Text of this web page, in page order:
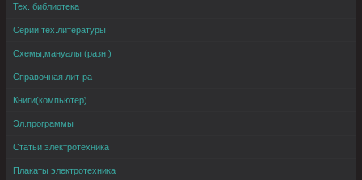
Тех. библиотека
Серии тех.литературы
Схемы,мануалы (разн.)
Справочная лит-ра
Книги(компьютер)
Эл.программы
Статьи электротехника
Плакаты электротехника